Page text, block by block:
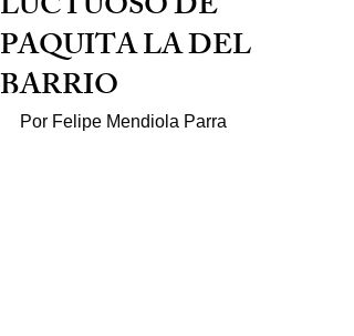
PAQUITA LA DEL
BARRIO
Por Felipe Mendiola Parra